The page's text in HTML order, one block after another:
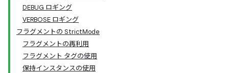
DEBUG ロギング
VERBOSE ロギング
フラグメントの StrictMode
フラグメントの再利用
フラグメント タグの使用
保持インスタンスの使用